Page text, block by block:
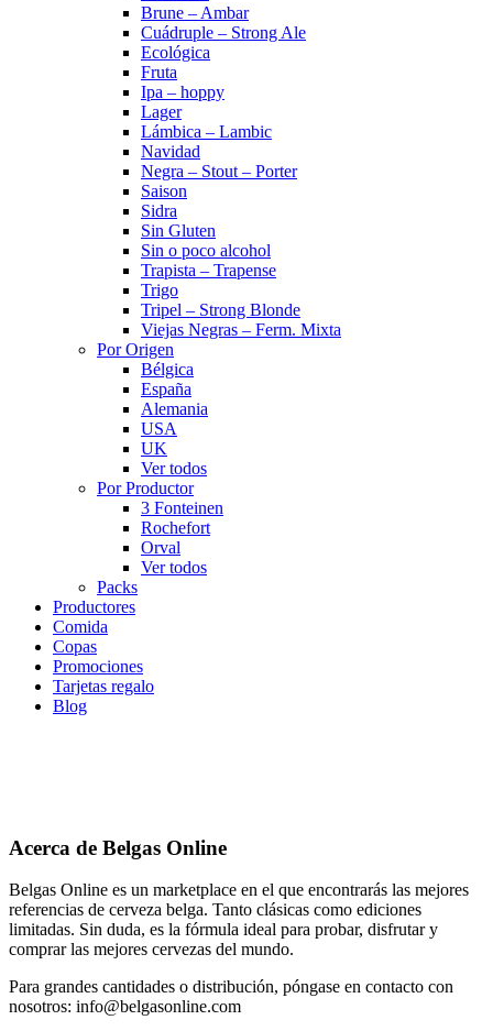
Brune – Ambar
Cuádruple – Strong Ale
Ecológica
Fruta
Ipa – hoppy
Lager
Lámbica – Lambic
Navidad
Negra – Stout – Porter
Saison
Sidra
Sin Gluten
Sin o poco alcohol
Trapista – Trapense
Trigo
Tripel – Strong Blonde
Viejas Negras – Ferm. Mixta
Por Origen
Bélgica
España
Alemania
USA
UK
Ver todos
Por Productor
3 Fonteinen
Rochefort
Orval
Ver todos
Packs
Productores
Comida
Copas
Promociones
Tarjetas regalo
Blog
Acerca de Belgas Online
Belgas Online es un marketplace en el que encontrarás las mejores
referencias de cerveza belga. Tanto clásicas como ediciones
limitadas. Sin duda, es la fórmula ideal para probar, disfrutar y
comprar las mejores cervezas del mundo.
Para grandes cantidades o distribución, póngase en contacto con
nosotros: info@belgasonline.com